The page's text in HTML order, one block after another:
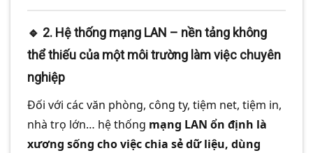
🔹 2. Hệ thống mạng LAN – nền tảng không
thể thiếu của một môi trường làm việc chuyên
nghiệp
Đối với các văn phòng, công ty, tiệm net, tiệm in,
nhà trọ lớn… hệ thống mạng LAN ổn định là
xương sống cho việc chia sẻ dữ liệu, dùng